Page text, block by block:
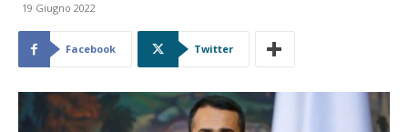
19 Giugno 2022
Facebook Twitter